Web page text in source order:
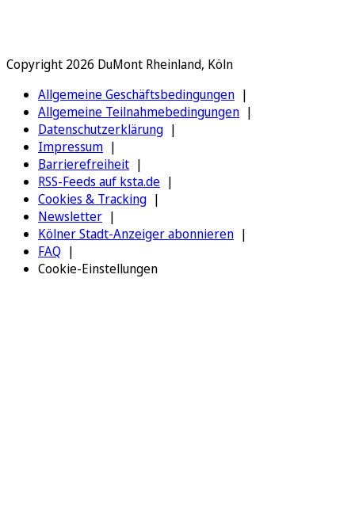
Copyright 2026 DuMont Rheinland, Köln
Allgemeine Geschäftsbedingungen
Allgemeine Teilnahmebedingungen
Datenschutzerklärung
Impressum
Barrierefreiheit
RSS-Feeds auf ksta.de
Cookies & Tracking
Newsletter
Kölner Stadt-Anzeiger abonnieren
FAQ
Cookie-Einstellungen